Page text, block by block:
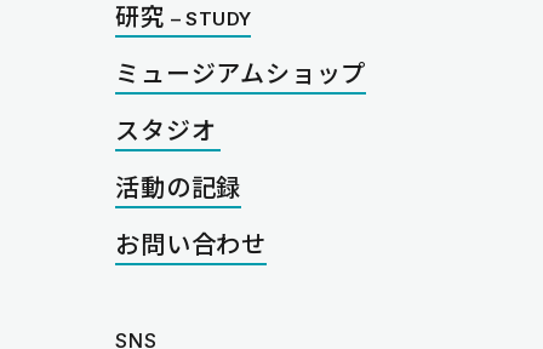
研究
ミュージアムショップ
スタジオ
活動の記録
お問い合わせ
SNS